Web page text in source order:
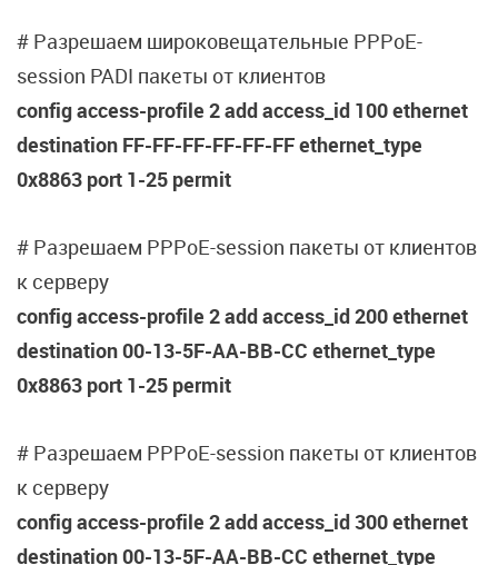
# Разрешаем широковещательные PPPoE-
session PADI пакеты от клиентов
config access-profile 2 add access_id 100 ethernet
destination FF-FF-FF-FF-FF-FF ethernet_type
0x8863 port 1-25 permit
# Разрешаем PPPoE-session пакеты от клиентов
к серверу
config access-profile 2 add access_id 200 ethernet
destination 00-13-5F-AA-BB-CC ethernet_type
0x8863 port 1-25 permit
# Разрешаем PPPoE-session пакеты от клиентов
к серверу
config access-profile 2 add access_id 300 ethernet
destination 00-13-5F-AA-BB-CC ethernet_type